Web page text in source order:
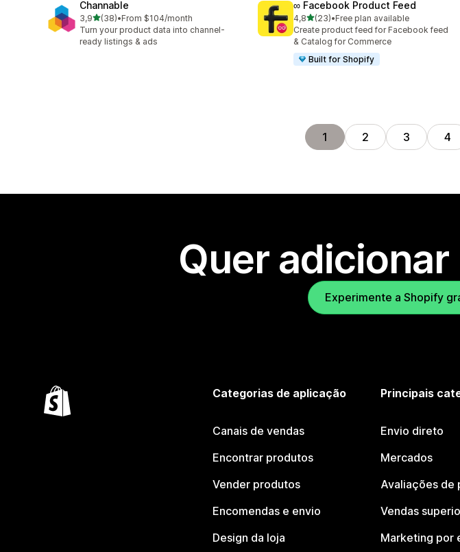
Channable
3,9de 5 estrelas
(38)
38 total de avaliações
•From $104/month
Turn your product data into channel-
ready listings & ads
∞ Facebook Product Feed
4,8de 5 estrelas
(23)
23 total de avaliações
•Free plan available
Create product feed for Facebook feed
& Catalog for Commerce
Built for Shopify
1 2 3 4
Quer
Experimente a Shopify
Categorias de aplicação
Canais de vendas
Encontrar produtos
Vender produtos
Encomendas e envio
Design da loja
Principais
Envio direto
Mercados
Avaliações de
Vendas
Marketing por